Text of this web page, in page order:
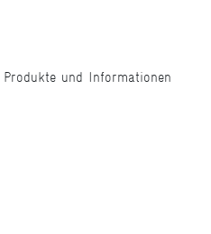
und Informationen